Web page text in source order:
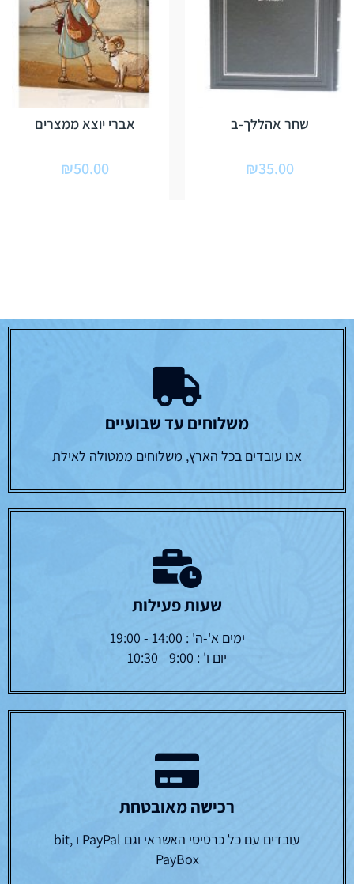
שחר אהללך-ב
₪35.00
אברי יוצא ממצרים
₪50.00
משלוחים עד שבועיים
אנו עובדים בכל הארץ, משלוחים ממטולה לאילת
שעות פעילות
ימים א'-ה' : 14:00 - 19:00
יום ו' : 9:00 - 10:30
רכישה מאובטחת
עובדים עם כל כרטיסי האשראי וגם PayPal ו bit,
PayBox